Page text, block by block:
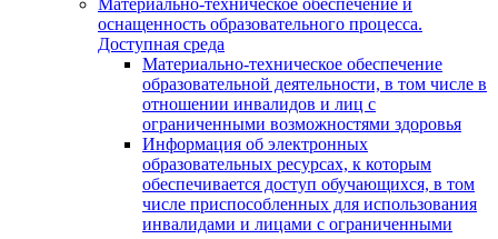
Материально-техническое обеспечение и
оснащенность образовательного процесса.
Доступная среда
Материально-техническое обеспечение
образовательной деятельности, в том числе в
отношении инвалидов и лиц с
ограниченными возможностями здоровья
Информация об электронных
образовательных ресурсах, к которым
обеспечивается доступ обучающихся, в том
числе приспособленных для использования
инвалидами и лицами с ограниченными